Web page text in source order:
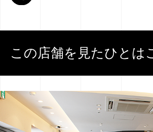
この店舗を見たひとは